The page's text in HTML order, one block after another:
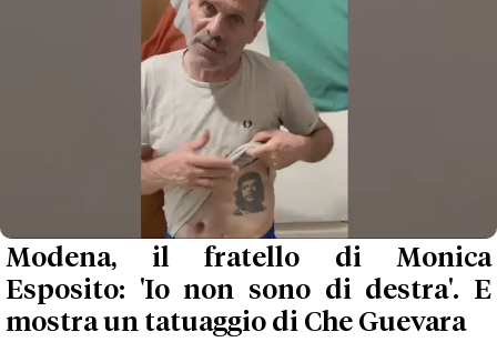
Modena, il fratello di Monica
Esposito: 'Io non sono di destra'. E
mostra un tatuaggio di Che Guevara